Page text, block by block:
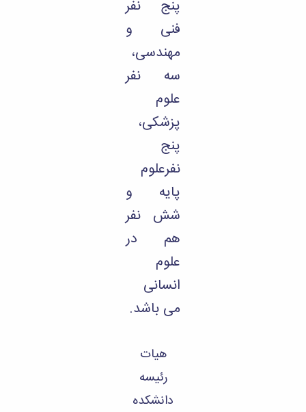
پنج نفر
فنی و
مهندسی،
سه نفر
علوم
پزشکی،
پنج
نفرعلوم
پایه و
شش نفر
هم در
علوم
انسانی
می باشد.
هیات
رئیسه
دانشکده